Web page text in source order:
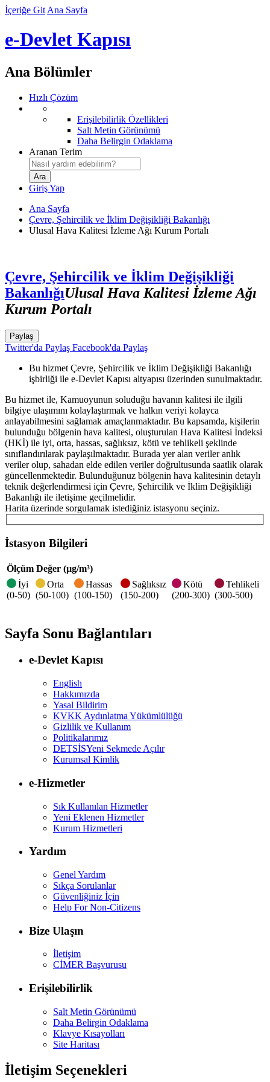
İçeriğe Git Ana Sayfa
e-Devlet Kapısı
Ana Bölümler
Hızlı Çözüm
Erişilebilirlik Özellikleri
Salt Metin Görünümü
Daha Belirgin Odaklama
Aranan Terim
Giriş Yap
Ana Sayfa
Çevre, Şehircilik ve İklim Değişikliği Bakanlığı
Ulusal Hava Kalitesi İzleme Ağı Kurum Portalı
Çevre, Şehircilik ve İklim Değişikliği
BakanlığıUlusal Hava Kalitesi İzleme Ağı
Kurum Portalı
Paylaş
Twitter'da Paylaş Facebook'da Paylaş
Bu hizmet Çevre, Şehircilik ve İklim Değişikliği Bakanlığı
işbirliği ile e-Devlet Kapısı altyapısı üzerinden sunulmaktadır.
Bu hizmet ile, Kamuoyunun soluduğu havanın kalitesi ile ilgili
bilgiye ulaşımını kolaylaştırmak ve halkın veriyi kolayca
anlayabilmesini sağlamak amaçlanmaktadır. Bu kapsamda, kişilerin
bulunduğu bölgenin hava kalitesi, oluşturulan Hava Kalitesi İndeksi
(HKİ) ile iyi, orta, hassas, sağlıksız, kötü ve tehlikeli şeklinde
sınıflandırılarak paylaşılmaktadır. Burada yer alan veriler anlık
veriler olup, sahadan elde edilen veriler doğrultusunda saatlik olarak
güncellenmektedir. Bulunduğunuz bölgenin hava kalitesinin detaylı
teknik değerlendirmesi için Çevre, Şehircilik ve İklim Değişikliği
Bakanlığı ile iletişime geçilmelidir.
Harita üzerinde sorgulamak istediğiniz istasyonu seçiniz.
İstasyon Bilgileri
Ölçüm Değer (µg/m³)
İyi
(0-50)
Orta
(50-100)
Hassas
(100-150)
Sağlıksız
(150-200)
Kötü
(200-300)
Tehlikeli
(300-500)
Sayfa Sonu Bağlantıları
e-Devlet Kapısı
English
Hakkımızda
Yasal Bildirim
KVKK Aydınlatma Yükümlülüğü
Gizlilik ve Kullanım
Politikalarımız
DETSİSYeni Sekmede Açılır
Kurumsal Kimlik
e-Hizmetler
Sık Kullanılan Hizmetler
Yeni Eklenen Hizmetler
Kurum Hizmetleri
Yardım
Genel Yardım
Sıkça Sorulanlar
Güvenliğiniz İçin
Help For Non-Citizens
Bize Ulaşın
İletişim
CİMER Başvurusu
Erişilebilirlik
Salt Metin Görünümü
Daha Belirgin Odaklama
Klavye Kısayolları
Site Haritası
İletişim Seçenekleri